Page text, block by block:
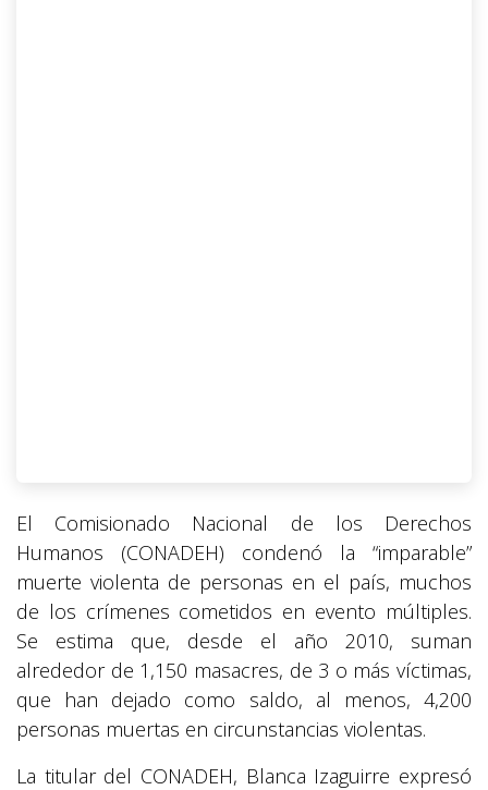
El Comisionado Nacional de los Derechos
Humanos (CONADEH) condenó la “imparable”
muerte violenta de personas en el país, muchos
de los crímenes cometidos en evento múltiples.
Se estima que, desde el año 2010, suman
alrededor de 1,150 masacres, de 3 o más víctimas,
que han dejado como saldo, al menos, 4,200
personas muertas en circunstancias violentas.
La titular del CONADEH, Blanca Izaguirre expresó